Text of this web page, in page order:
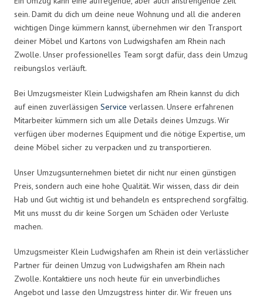
sein. Damit du dich um deine neue Wohnung und all die anderen
wichtigen Dinge kümmern kannst, übernehmen wir den Transport
deiner Möbel und Kartons von Ludwigshafen am Rhein nach
Zwolle. Unser professionelles Team sorgt dafür, dass dein Umzug
reibungslos verläuft.
Bei Umzugsmeister Klein Ludwigshafen am Rhein kannst du dich
auf einen zuverlässigen Service verlassen. Unsere erfahrenen
Mitarbeiter kümmern sich um alle Details deines Umzugs. Wir
verfügen über modernes Equipment und die nötige Expertise, um
deine Möbel sicher zu verpacken und zu transportieren.
Unser Umzugsunternehmen bietet dir nicht nur einen günstigen
Preis, sondern auch eine hohe Qualität. Wir wissen, dass dir dein
Hab und Gut wichtig ist und behandeln es entsprechend sorgfältig.
Mit uns musst du dir keine Sorgen um Schäden oder Verluste
machen.
Umzugsmeister Klein Ludwigshafen am Rhein ist dein verlässlicher
Partner für deinen Umzug von Ludwigshafen am Rhein nach
Zwolle. Kontaktiere uns noch heute für ein unverbindliches
Angebot und lasse den Umzugstress hinter dir. Wir freuen uns